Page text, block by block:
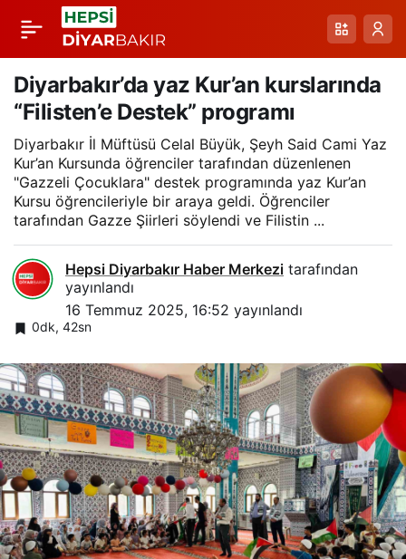
Diyarbakır’da yaz Kur’an kurslarında
“Filisten’e Destek” programı
Diyarbakır İl Müftüsü Celal Büyük, Şeyh Said Cami Yaz
Kur’an Kursunda öğrenciler tarafından düzenlenen
"Gazzeli Çocuklara" destek programında yaz Kur’an
Kursu öğrencileriyle bir araya geldi. Öğrenciler
tarafından Gazze Şiirleri söylendi ve Filistin ...
Hepsi Diyarbakır Haber Merkezi tarafından
yayınlandı
16 Temmuz 2025, 16:52 yayınlandı
0dk, 42sn
Otomobil yayaya
çarptı
Paylaş